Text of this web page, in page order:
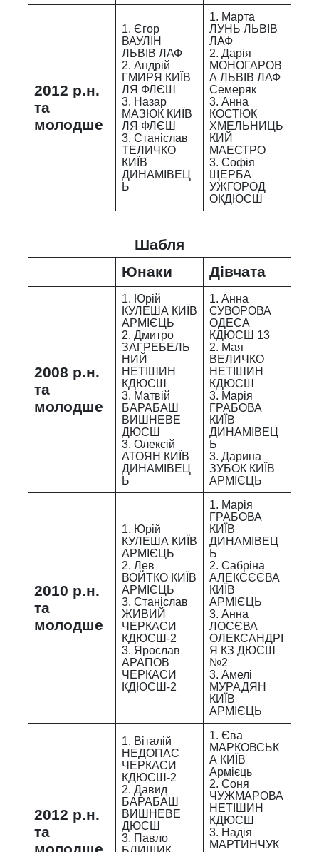
2012 р.н.
та
молодше
1. Єгор
ВАУЛІН
ЛЬВІВ ЛАФ
2. Андрій
ГМИРЯ КИЇВ
ЛЯ ФЛЄШ
3. Назар
МАЗЮК КИЇВ
ЛЯ ФЛЄШ
3. Станіслав
ТЕЛИЧКО
КИЇВ
ДИНАМІВЕЦ
Ь
1. Марта
ЛУНЬ ЛЬВІВ
ЛАФ
2. Дарія
МОНОГАРОВ
А ЛЬВІВ ЛАФ
Семеряк
3. Анна
КОСТЮК
ХМЕЛЬНИЦЬ
КИЙ
МАЕСТРО
3. Софія
ЩЕРБА
УЖГОРОД
ОКДЮСШ
Шабля
Юнаки
Дівчата
2008 р.н.
та
молодше
1. Юрій
КУЛЕША КИЇВ
АРМІЄЦЬ
2. Дмитро
ЗАГРЕБЕЛЬ
НИЙ
НЕТІШИН
КДЮСШ
3. Матвій
БАРАБАШ
ВИШНЕВЕ
ДЮСШ
3. Олексій
АТОЯН КИЇВ
ДИНАМІВЕЦ
Ь
1. Анна
СУВОРОВА
ОДЕСА
КДЮСШ 13
2. Мая
ВЕЛИЧКО
НЕТІШИН
КДЮСШ
3. Марія
ГРАБОВА
КИЇВ
ДИНАМІВЕЦ
Ь
3. Дарина
ЗУБОК КИЇВ
АРМІЄЦЬ
2010 р.н.
та
молодше
1. Юрій
КУЛЕША КИЇВ
АРМІЄЦЬ
2. Лев
ВОЙТКО КИЇВ
АРМІЄЦЬ
3. Станіслав
ЖИВИЙ
ЧЕРКАСИ
КДЮСШ-2
3. Ярослав
АРАПОВ
ЧЕРКАСИ
КДЮСШ-2
1. Марія
ГРАБОВА
КИЇВ
ДИНАМІВЕЦ
Ь
2. Сабріна
АЛЕКСЄЄВА
КИЇВ
АРМІЄЦЬ
3. Анна
ЛОСЄВА
ОЛЕКСАНДРІ
Я КЗ ДЮСШ
№2
3. Амелі
МУРАДЯН
КИЇВ
АРМІЄЦЬ
2012 р.н.
та
1. Віталій
НЕДОПАС
ЧЕРКАСИ
КДЮСШ-2
2. Давид
БАРАБАШ
ВИШНЕВЕ
ДЮСШ
3. Павло
1. Єва
МАРКОВСЬК
А КИЇВ
Армієць
2. Соня
ЧУЖМАРОВА
НЕТІШИН
КДЮСШ
3. Надія
МАРТИНЧУК